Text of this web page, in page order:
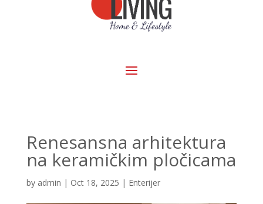
Renesansna arhitektura
na keramičkim pločicama
by admin | Oct 18, 2025 | Enterijer